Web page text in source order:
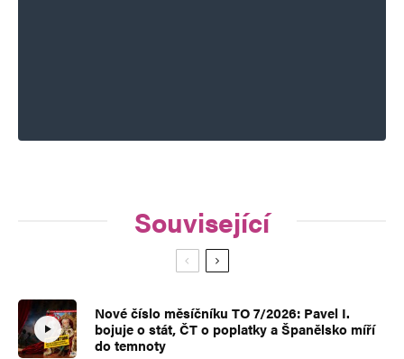
Související
Nové číslo měsíčníku TO 7/2026: Pavel I.
bojuje o stát, ČT o poplatky a Španělsko míří
do temnoty